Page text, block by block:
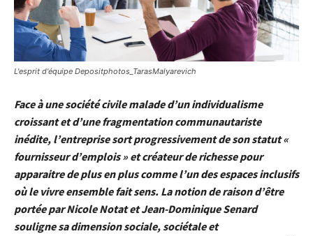
L'esprit d'équipe Depositphotos_TarasMalyarevich
Face à une société civile malade d’un individualisme
croissant et d’une fragmentation communautariste
inédite, l’entreprise sort progressivement de son statut «
fournisseur d’emplois » et créateur de richesse pour
apparaitre de plus en plus comme l’un des espaces inclusifs
où le vivre ensemble fait sens. La notion de raison d’être
portée par Nicole Notat et Jean-Dominique Senard
souligne sa dimension sociale, sociétale et